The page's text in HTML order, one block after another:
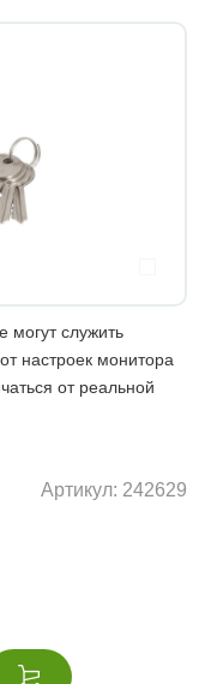
служить
настроек монитора
от реальной
Артикул: 242629